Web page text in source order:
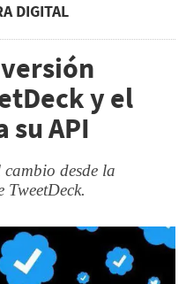
DIGITAL
y el
su API
desde la